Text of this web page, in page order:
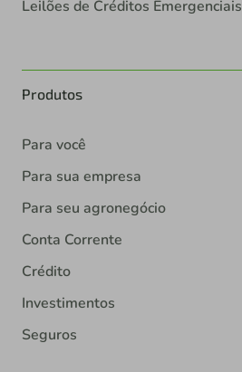
Leilões de Créditos Emergenciais
Produtos
Para você
Para sua empresa
Para seu agronegócio
Conta Corrente
Crédito
Investimentos
Seguros